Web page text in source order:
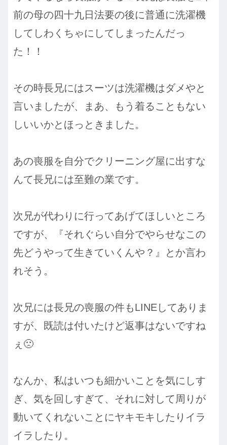
前の母の四十九日法要の後に普通に洗濯機
してしわくちゃにしてしまったんだっ
た！！
その時長兄にはスーツは洗濯機はダメやと
言いましたが、まあ、もう着ることもない
しいいかとほっときました。
あの喪服を自分でクリーニング屋に出すな
んて長兄には至難の業です。
次兄が代わりに行ってあげてほしいところ
ですが、『それぐらい自分でやらせなこの
先どうやって生きていくんや？』とか言わ
れそう。
次兄には長兄の喪服の件もLINEしてありま
すが、既読は付いたけど返事はないですね
ぇ🙁
なんか、私はいつも細かいことを気にしす
ぎ、気を回しすぎて、それに対して周りが
動いてくれないことにヤキモキしたりイラ
イラしたり。